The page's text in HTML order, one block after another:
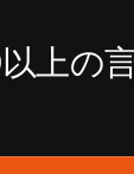
上の